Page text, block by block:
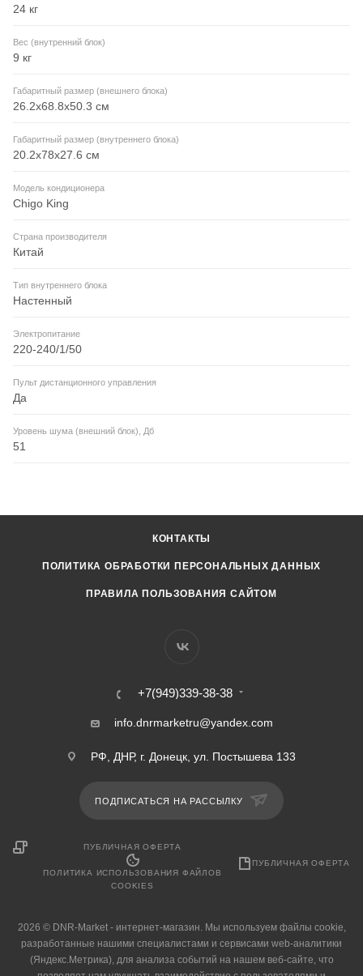
24 кг
Вес (внутренний блок)
9 кг
Габаритный размер (внешнего блока)
26.2x68.8x50.3 см
Габаритный размер (внутреннего блока)
20.2x78x27.6 см
Модель кондиционера
Chigo King
Страна производителя
Китай
Тип внутреннего блока
Настенный
Электропитание
220-240/1/50
Пульт дистанционного управления
Да
Уровень шума (внешний блок), Дб
51
КОНТАКТЫ
ПОЛИТИКА ОБРАБОТКИ ПЕРСОНАЛЬНЫХ ДАННЫХ
ПРАВИЛА ПОЛЬЗОВАНИЯ САЙТОМ
+7(949)339-38-38
info.dnrmarketru@yandex.com
РФ, ДНР, г. Донецк, ул. Постышева 133
ПОДПИСАТЬСЯ НА РАССЫЛКУ
ПУБЛИЧНАЯ ОФЕРТА
ПОЛИТИКА ИСПОЛЬЗОВАНИЯ ФАЙЛОВ
COOKIES
ПУБЛИЧНАЯ ОФЕРТА
2026 © DNR-Market - интернет-магазин. Мы используем файлы cookie,
разработанные нашими специалистами и сервисами web-аналитики
(Яндекс.Метрика), для анализа событий на нашем веб-сайте, что